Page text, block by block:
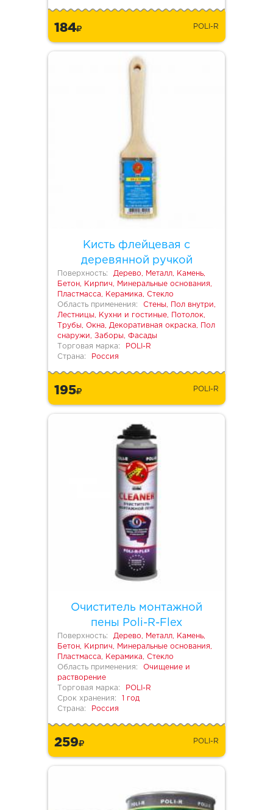
184 POLI-R
Кисть флейцевая с
деревянной ручкой
Поверхность:
Дерево, Металл, Камень,
Бетон, Кирпич, Минеральные основания,
Пластмасса, Керамика, Стекло
Область применения:
Стены, Пол внутри,
Лестницы, Кухни и гостиные, Потолок,
Трубы, Окна, Декоративная окраска, Пол
снаружи, Заборы, Фасады
Торговая марка:
POLI-R
Страна:
Россия
195 POLI-R
Очиститель монтажной
пены Poli-R-Flex
Поверхность:
Дерево, Металл, Камень,
Бетон, Кирпич, Минеральные основания,
Пластмасса, Керамика, Стекло
Область применения:
Очищение и
растворение
Торговая марка:
POLI-R
Срок хранения:
1 год
Страна:
Россия
259 POLI-R